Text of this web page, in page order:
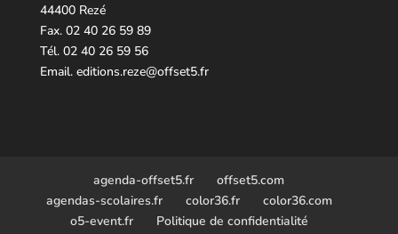
44400 Rezé
Fax. 02 40 26 59 89
Tél. 02 40 26 59 56
Email. editions.reze@offset5.fr
agenda-offset5.fr
offset5.com
agendas-scolaires.fr
color36.fr
color36.com
o5-event.fr
Politique de confidentialité